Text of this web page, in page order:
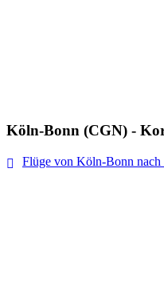
Köln-Bonn (CGN) -
Flüge von Köln-Bonn